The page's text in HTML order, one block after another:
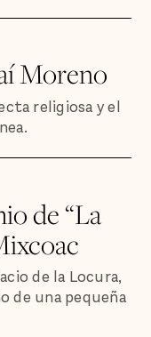
Moreno
religiosa y el
de “La
de la Locura,
de una pequeña